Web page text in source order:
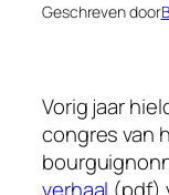
Geschreven door
Vorig jaar
congres van